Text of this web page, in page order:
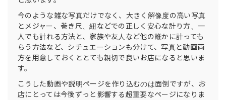
今のような雑な写真だけでなく、大きく解像度の高い写真
とメジャー、巻き尺、紐などでの正しく安心な計り方、一
人でも計れる方法と、家族や友人など他の誰かに計っても
らう方法など、シチュエーションも分けて、写真と動画両
方を用意しておくととても親切で良いお店になると思いま
す。
こうした動画や説明ページを作り込むのは面倒ですが、お
店にとっては今後ずっと影響する超重要なページになりま